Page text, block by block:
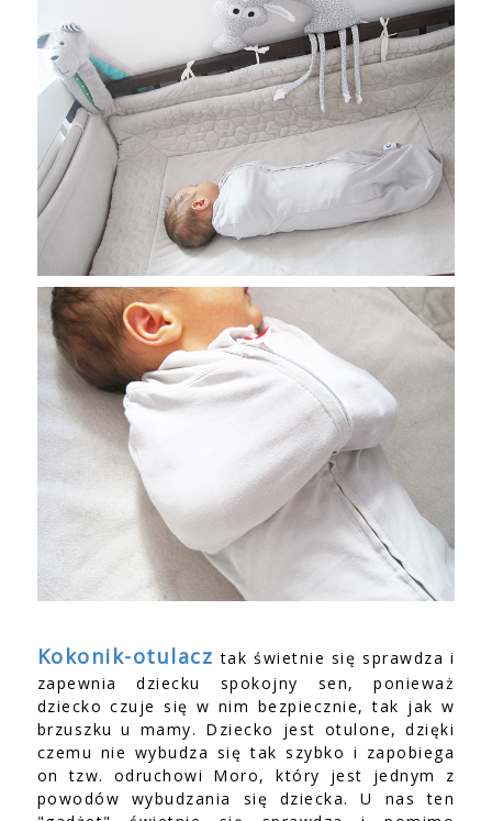
Kokonik-otulacz tak świetnie się sprawdza i
zapewnia dziecku spokojny sen, ponieważ
dziecko czuje się w nim bezpiecznie, tak jak w
brzuszku u mamy. Dziecko jest otulone, dzięki
czemu nie wybudza się tak szybko i zapobiega
on tzw. odruchowi Moro, który jest jednym z
powodów wybudzania się dziecka. U nas ten